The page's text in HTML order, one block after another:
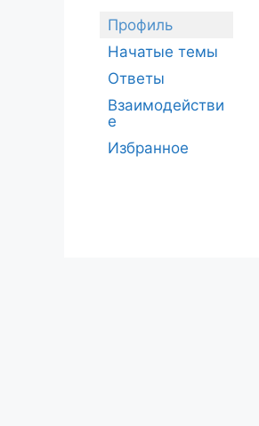
Профиль
Начатые темы
Ответы
Взаимодействи
е
Избранное